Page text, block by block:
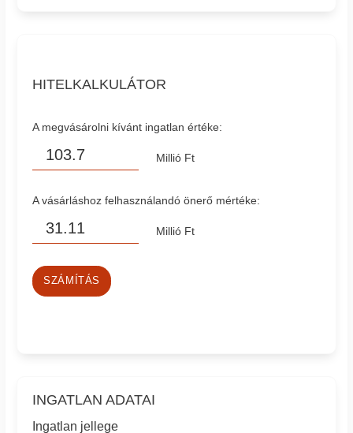
HITELKALKULÁTOR
A megvásárolni kívánt ingatlan értéke:
Millió Ft
A vásárláshoz felhasználandó önerő mértéke:
Millió Ft
SZÁMÍTÁS
INGATLAN ADATAI
Ingatlan jellege